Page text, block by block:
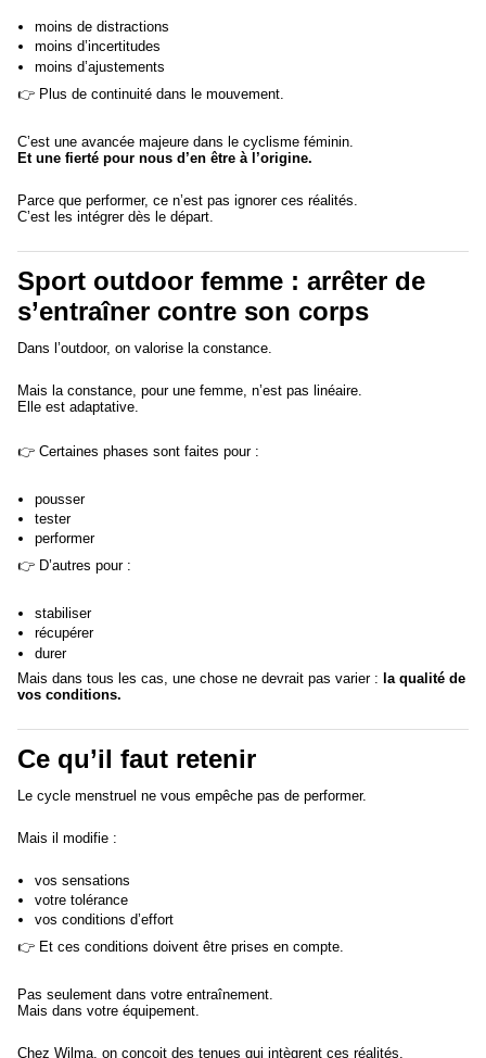
moins de distractions
moins d’incertitudes
moins d’ajustements
👉 Plus de continuité dans le mouvement.
C’est une avancée majeure dans le cyclisme féminin.
Et une fierté pour nous d’en être à l’origine.
Parce que performer, ce n’est pas ignorer ces réalités.
C’est les intégrer dès le départ.
Sport outdoor femme : arrêter de
s’entraîner contre son corps
Dans l’outdoor, on valorise la constance.
Mais la constance, pour une femme, n’est pas linéaire.
Elle est adaptative.
👉 Certaines phases sont faites pour :
pousser
tester
performer
👉 D’autres pour :
stabiliser
récupérer
durer
Mais dans tous les cas, une chose ne devrait pas varier : la qualité de
vos conditions.
Ce qu’il faut retenir
Le cycle menstruel ne vous empêche pas de performer.
Mais il modifie :
vos sensations
votre tolérance
vos conditions d’effort
👉 Et ces conditions doivent être prises en compte.
Pas seulement dans votre entraînement.
Mais dans votre équipement.
Chez Wilma, on conçoit des tenues qui intègrent ces réalités.